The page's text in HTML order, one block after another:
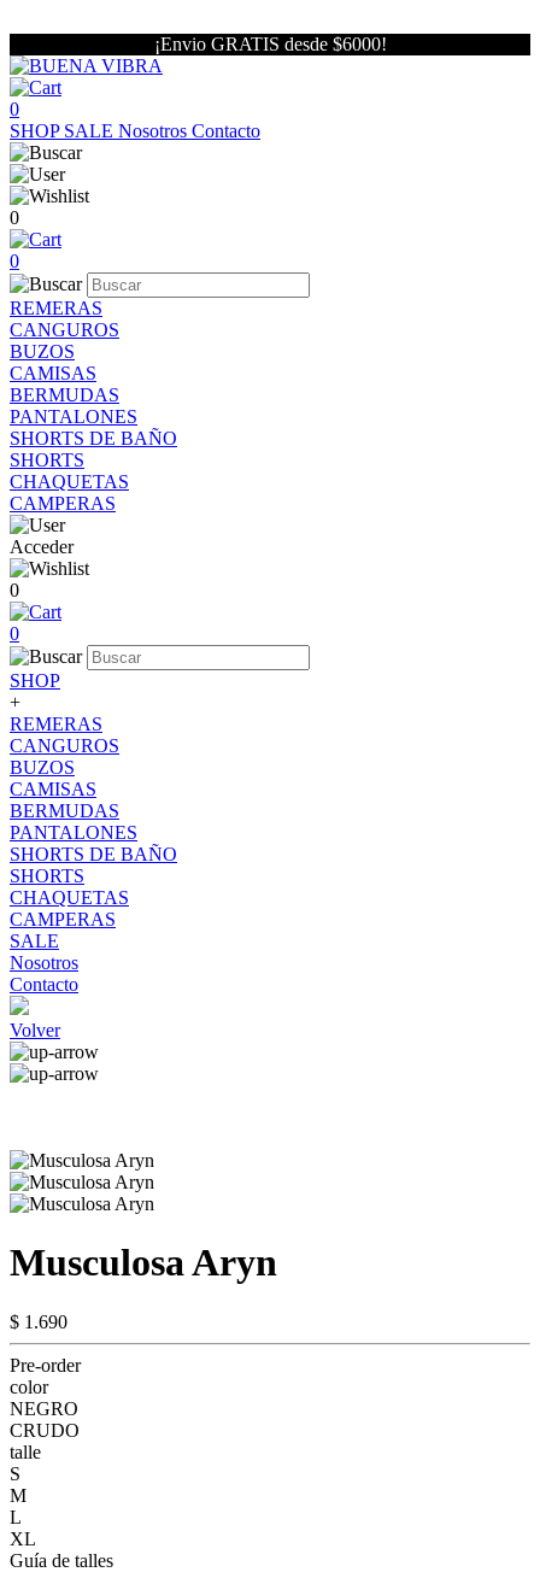
¡Envio GRATIS desde $6000!
0
SHOP SALE Nosotros Contacto
0
0
REMERAS
CANGUROS
BUZOS
CAMISAS
BERMUDAS
PANTALONES
SHORTS DE BAÑO
SHORTS
CHAQUETAS
CAMPERAS
Acceder
0
0
SHOP
+
REMERAS
CANGUROS
BUZOS
CAMISAS
BERMUDAS
PANTALONES
SHORTS DE BAÑO
SHORTS
CHAQUETAS
CAMPERAS
SALE
Nosotros
Contacto
Volver
Musculosa Aryn
$ 1.690
Pre-order
color
NEGRO
CRUDO
talle
S
M
L
XL
Guía de talles